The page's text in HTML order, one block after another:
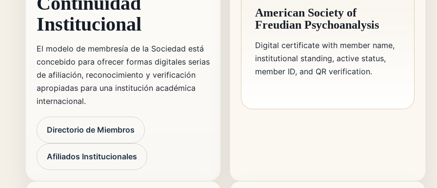
Institucional
El modelo de membresía de la Sociedad está
concebido para ofrecer formas digitales serias
de afiliación, reconocimiento y verificación
apropiadas para una institución académica
internacional.
Directorio de Miembros
Afiliados Institucionales
American Society of
Freudian Psychoanalysis
Digital certificate with member name,
institutional standing, active status,
member ID, and QR verification.